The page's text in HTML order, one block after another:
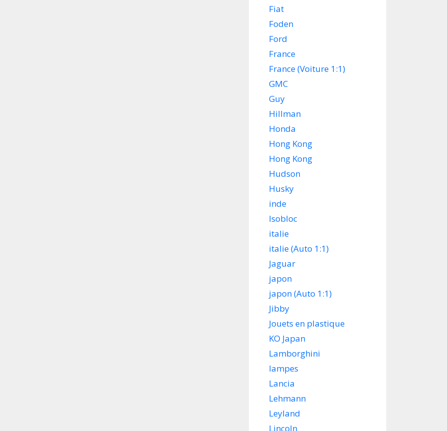
Fiat
Foden
Ford
France
France (Voiture 1:1)
GMC
Guy
Hillman
Honda
Hong Kong
Hong Kong
Hudson
Husky
inde
Isobloc
italie
italie (Auto 1:1)
Jaguar
japon
japon (Auto 1:1)
Jibby
Jouets en plastique
KO Japan
Lamborghini
lampes
Lancia
Lehmann
Leyland
Lincoln